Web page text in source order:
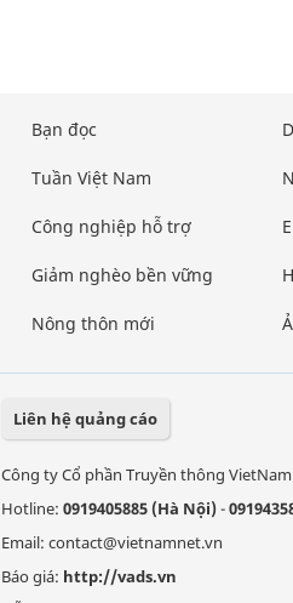
Bạn đọc
Tuần Việt Nam
Công nghiệp hỗ trợ
Giảm nghèo bền vững
Nông thôn mới
Liên hệ quảng cáo
Công ty Cổ phần Truyền thông
Hotline: 0919405885 (Hà Nội)-
Email: contact@vietnamnet.vn
Báo giá: http://vads.vn